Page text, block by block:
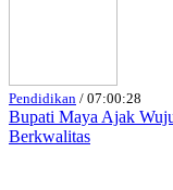
Pendidikan / 07:00:28
Bupati Maya Ajak
Berkwalitas